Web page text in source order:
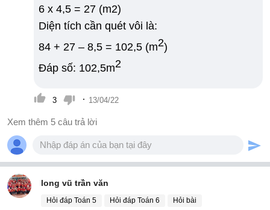
6 x 4,5 = 27 (m2)
Diện tích cần quét vôi là:
84 + 27 – 8,5 = 102,5 (m2)
Đáp số: 102,5m2
3 · 13/04/22
Xem thêm 5 câu trả lời
long vũ trần văn
Hỏi đáp Toán 5 Hỏi đáp Toán 6 Hỏi bài